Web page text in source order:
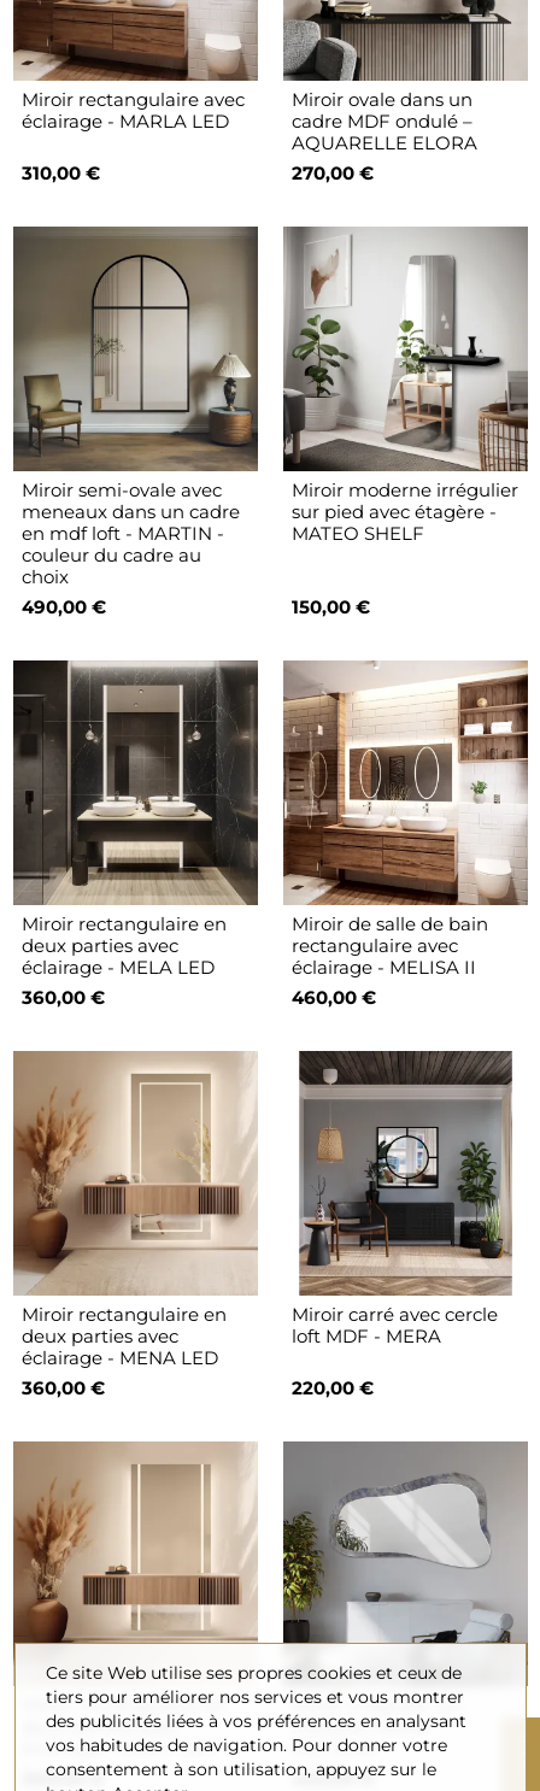
Miroir rectangulaire avec
éclairage - MARLA LED
310,00 €
Miroir ovale dans un
cadre MDF ondulé –
AQUARELLE ELORA
270,00 €
Miroir semi-ovale avec
meneaux dans un cadre
en mdf loft - MARTIN -
couleur du cadre au
choix
490,00 €
Miroir moderne irrégulier
sur pied avec étagère -
MATEO SHELF
150,00 €
Miroir rectangulaire en
deux parties avec
éclairage - MELA LED
360,00 €
Miroir de salle de bain
rectangulaire avec
éclairage - MELISA II
460,00 €
Miroir rectangulaire en
deux parties avec
éclairage - MENA LED
360,00 €
Miroir carré avec cercle
loft MDF - MERA
220,00 €
Miroir rectangulaire en
deux parties avec
éclairage - MERY LED
360,00 €
Miroir irrégulier sur
moraine vieillie -
METRUM
420,00 €
Ce site Web utilise ses propres cookies et ceux de
tiers pour améliorer nos services et vous montrer
des publicités liées à vos préférences en analysant
vos habitudes de navigation. Pour donner votre
consentement à son utilisation, appuyez sur le